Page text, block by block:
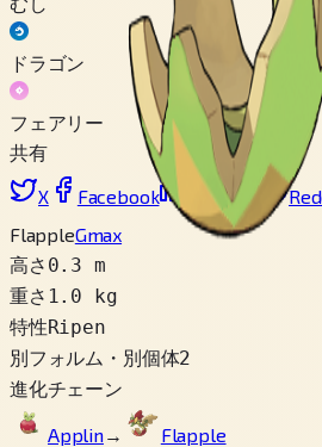
ドラゴン
フェアリー
共有
X
Facebook LinkedIn
FlappleGmax
高さ 0.3 m
重さ 1.0 kg
特性Ripen
別フォルム・別個体2
進化チェーン
Applin→
Flapple